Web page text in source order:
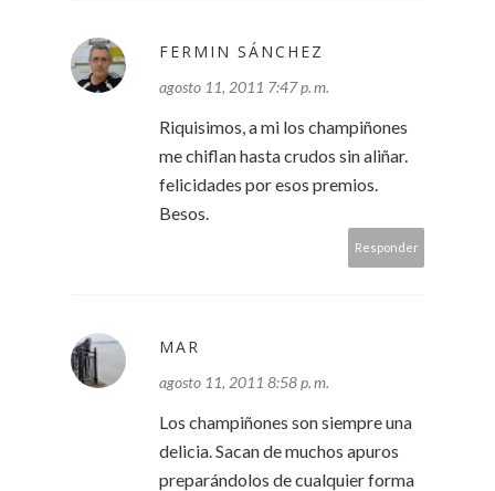
FERMIN SÁNCHEZ
agosto 11, 2011 7:47 p. m.
Riquisimos, a mi los champiñones
me chiflan hasta crudos sin aliñar.
felicidades por esos premios.
Besos.
Responder
MAR
agosto 11, 2011 8:58 p. m.
Los champiñones son siempre una
delicia. Sacan de muchos apuros
preparándolos de cualquier forma